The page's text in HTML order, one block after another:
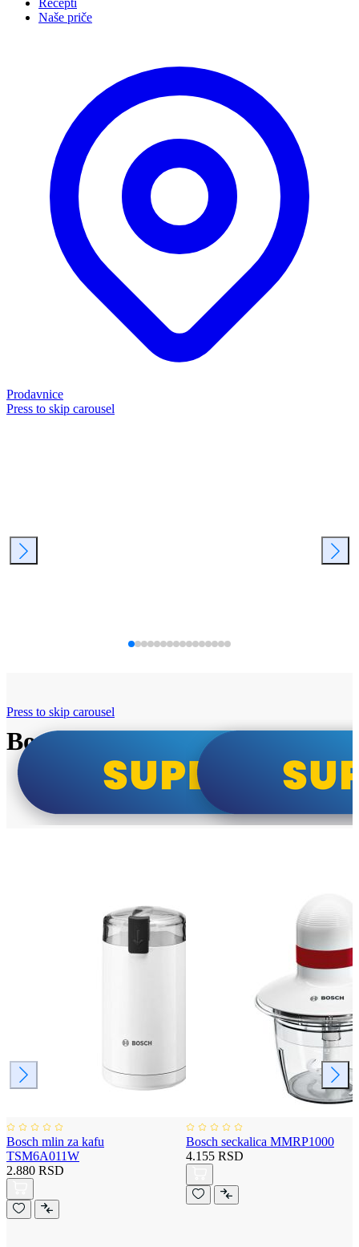
Recepti
Naše priče
Prodavnice
Press to skip carousel
Bosch super cene
Press to skip carousel
Bosch mlin za kafu
TSM6A011W
2.880 RSD
Bosch seckalica MMRP1000
4.155 RSD